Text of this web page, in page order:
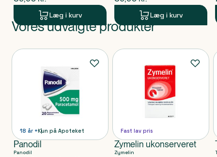
Læg i kurv Læg i kurv
Produkt 1 af 0
Vores udvalgte produkter
Produkter
18 år +Kun på Apoteket
Panodil
Panodil
Fast lav pris
Zymelin ukonserveret
Zymelin